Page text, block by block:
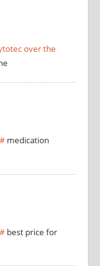
over the
medication
best price for